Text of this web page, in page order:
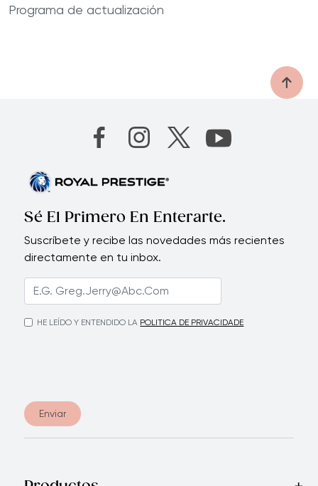
Programa de actualización
Sé El Primero En Enterarte.
Suscríbete y recibe las novedades más recientes
directamente en tu inbox.
HE LEÍDO Y ENTENDIDO LA POLITICA DE PRIVACIDADE
Enviar